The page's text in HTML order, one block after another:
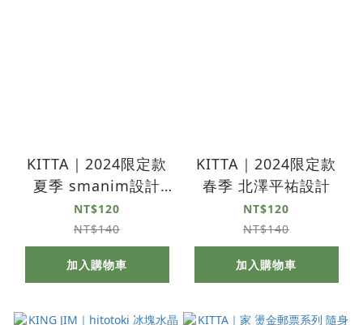
KITTA｜2024限定款
夏季 smanim設計
(KITE010)
NT$120
NT$140
加入購物車
KITTA｜2024限定款
春季 北澤平祐設計
NT$120
NT$140
加入購物車